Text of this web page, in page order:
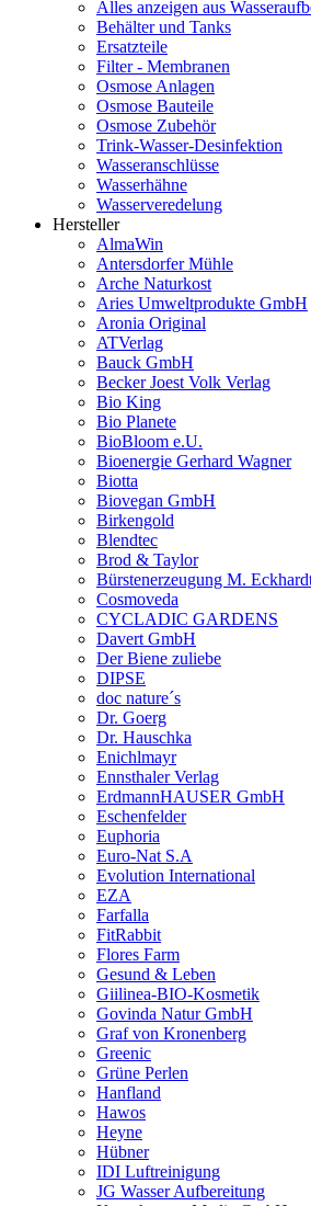
Alles anzeigen aus
Behälter und Tanks
Ersatzteile
Filter - Membranen
Osmose Anlagen
Osmose Bauteile
Osmose Zubehör
Trink-Wasser-Desinfektion
Wasseranschlüsse
Wasserhähne
Wasserveredelung
Hersteller
AlmaWin
Antersdorfer Mühle
Arche Naturkost
Aries Umweltprodukte GmbH
Aronia Original
ATVerlag
Bauck GmbH
Becker Joest Volk Verlag
Bio King
Bio Planete
BioBloom e.U.
Bioenergie Gerhard Wagner
Biotta
Biovegan GmbH
Birkengold
Blendtec
Brod & Taylor
Bürstenerzeugung M.
Cosmoveda
CYCLADIC GARDENS
Davert GmbH
Der Biene zuliebe
DIPSE
doc nature´s
Dr. Goerg
Dr. Hauschka
Enichlmayr
Ennsthaler Verlag
ErdmannHAUSER GmbH
Eschenfelder
Euphoria
Euro-Nat S.A
Evolution International
EZA
Farfalla
FitRabbit
Flores Farm
Gesund & Leben
Giilinea-BIO-Kosmetik
Govinda Natur GmbH
Graf von Kronenberg
Greenic
Grüne Perlen
Hanfland
Hawos
Heyne
Hübner
IDI Luftreinigung
JG Wasser Aufbereitung